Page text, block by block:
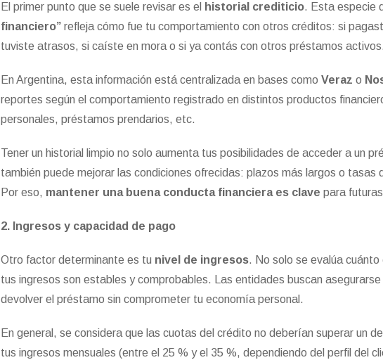
El primer punto que se suele revisar es el historial crediticio. Esta especie
financiero” refleja cómo fue tu comportamiento con otros créditos: si
tuviste atrasos, si caíste en mora o si ya contás con otros préstamos
En Argentina, esta información está centralizada en bases comoVerazo
reportes según el comportamiento registrado en distintos productos
personales, préstamos prendarios, etc.
Tener un historial limpio no solo aumenta tus posibilidades de acceder a un
también puede mejorar las condiciones ofrecidas: plazos más largos o tasas
Por eso, mantener una buena conducta financiera es clave para
2. Ingresos y capacidad de pago
Otro factor determinante es tu nivel de ingresos. No solo se evalúa
tus ingresos son estables y comprobables. Las entidades buscan
devolver el préstamo sin comprometer tu economía personal.
En general, se considera que las cuotas del crédito no deberían superar un
tus ingresos mensuales (entre el 25 % y el 35 %, dependiendo del perfil del